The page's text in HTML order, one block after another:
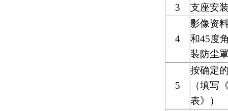
3
支座安
4
影像资
和45度
装防尘
5
按确定
（填写
表》）